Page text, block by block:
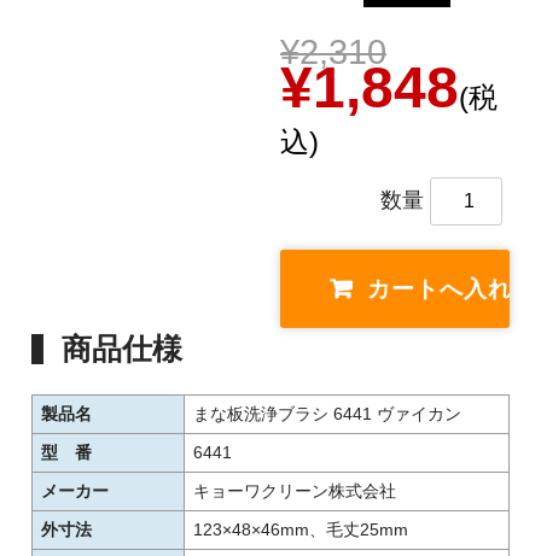
¥2,310
¥1,848(税
込)
数量
商品仕様
製品名
まな板洗浄ブラシ 6441 ヴァイカン
型 番
6441
メーカー
キョーワクリーン株式会社
外寸法
123×48×46mm、毛丈25mm